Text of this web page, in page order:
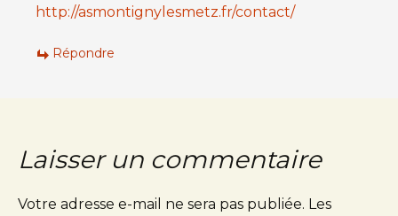
http://asmontignylesmetz.fr/contact/
Répondre
Laisser un commentaire
Votre adresse e-mail ne sera pas publiée. Les